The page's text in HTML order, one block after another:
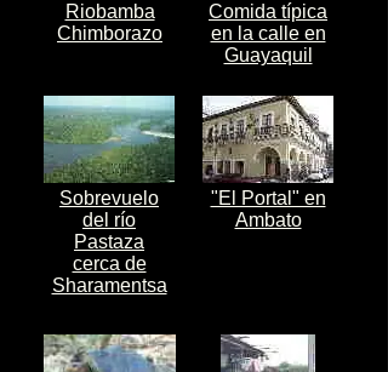
Comida típica
en la calle en
Guayaquil
Riobamba
Chimborazo
Sobrevuelo
del río
Pastaza
cerca de
Sharamentsa
"El Portal" en
Ambato